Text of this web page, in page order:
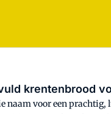
krentenbrood
naam voor een